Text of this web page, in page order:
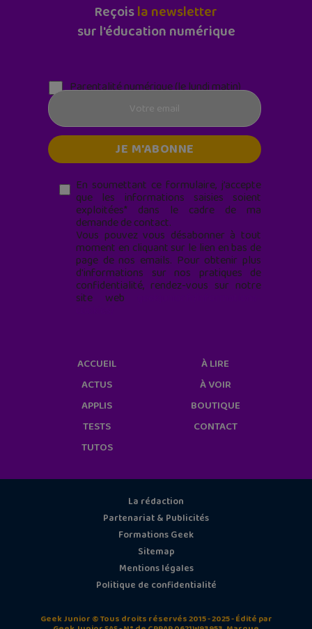
Reçoisla newsletter
sur l'éducation numérique
Parentalité numérique (le lundi matin)
En soumettant ce formulaire, j’accepte
que les informations saisies soient
exploitées* dans le cadre de ma
demande de contact.
Vous pouvez vous désabonner à tout
moment en cliquant sur le lien en bas de
page de nos emails. Pour obtenir plus
d'informations sur nos pratiques de
confidentialité, rendez-vous sur notre
site web
ACCUEIL
ACTUS
APPLIS
TESTS
TUTOS
À LIRE
À VOIR
BOUTIQUE
CONTACT
La rédaction
Partenariat & Publicités
Formations Geek
Sitemap
Mentions légales
Politique de confidentialité
Geek Junior © Tous droits réservés 2015 - 2025 - Édité par